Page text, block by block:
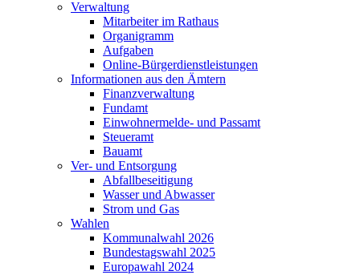
Verwaltung
Mitarbeiter im Rathaus
Organigramm
Aufgaben
Online-Bürgerdienstleistungen
Informationen aus den Ämtern
Finanzverwaltung
Fundamt
Einwohnermelde- und Passamt
Steueramt
Bauamt
Ver- und Entsorgung
Abfallbeseitigung
Wasser und Abwasser
Strom und Gas
Wahlen
Kommunalwahl 2026
Bundestagswahl 2025
Europawahl 2024